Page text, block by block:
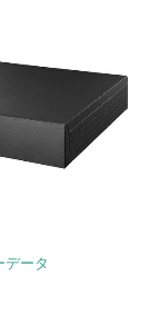
データ